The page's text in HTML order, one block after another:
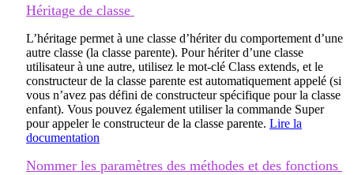
Héritage de classe
L’héritage permet à une classe d’hériter du comportement d’une
autre classe (la classe parente). Pour hériter d’une classe
utilisateur à une autre, utilisez le mot-clé Class extends, et le
constructeur de la classe parente est automatiquement appelé (si
vous n’avez pas défini de constructeur spécifique pour la classe
enfant). Vous pouvez également utiliser la commande Super
pour appeler le constructeur de la classe parente. Lire la
documentation
Nommer les paramètres des méthodes et des fonctions